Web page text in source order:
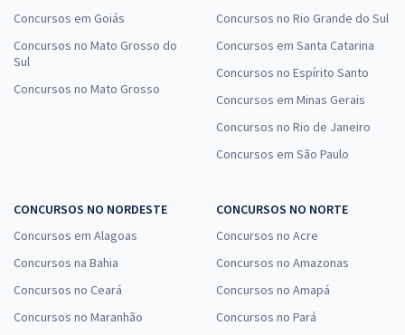
Concursos em Goiás
Concursos no Mato Grosso do
Sul
Concursos no Mato Grosso
Concursos no Rio Grande do Sul
Concursos em Santa Catarina
Concursos no Espírito Santo
Concursos em Minas Gerais
Concursos no Rio de Janeiro
Concursos em São Paulo
CONCURSOS NO NORDESTE
Concursos em Alagoas
Concursos na Bahia
Concursos no Ceará
Concursos no Maranhão
CONCURSOS NO NORTE
Concursos no Acre
Concursos no Amazonas
Concursos no Amapá
Concursos no Pará